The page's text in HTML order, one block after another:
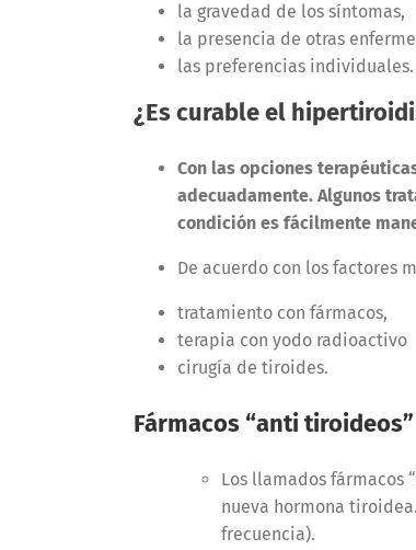
la gravedad de los síntomas,
la presencia de otras
las preferencias individuales.
¿Es curable el
Con las opciones
adecuadamente. Algunos
condición es fácilmente
De acuerdo con los factores
tratamiento con fármacos,
terapia con yodo radioactivo
cirugía de tiroides.
Fármacos “anti tiroideos”
Los llamados
nueva hormona
frecuencia).